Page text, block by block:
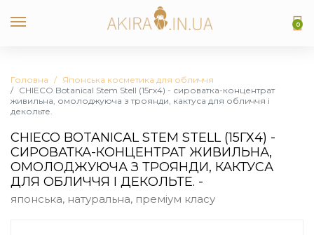
0
Головна
Японська косметика для обличчя
CHIECO Botanical Stem Stell (15гх4) - сироватка-концентрат
живильна, омолоджуюча з троянди, кактуса для обличчя і
декольте.
CHIECO BOTANICAL STEM STELL (15ГХ4) -
СИРОВАТКА-КОНЦЕНТРАТ ЖИВИЛЬНА,
ОМОЛОДЖУЮЧА З ТРОЯНДИ, КАКТУСА
ДЛЯ ОБЛИЧЧЯ І ДЕКОЛЬТЕ. -
японська, натуральна, преміум класу